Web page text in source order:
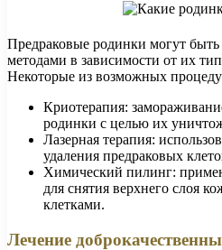
Предраковые родинки могут
методами в зависимости от их
Некоторые из возможных
Криотерапия:
родинки с целью их
Лазерная терапия:
удаления предраковых
Химический пилинг:
для снятия верхнего слоя
клетками.
Лечение